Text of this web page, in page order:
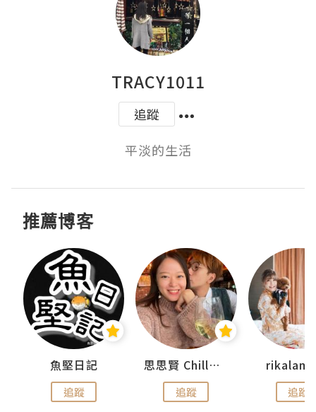
TRACY1011
追蹤
平淡的生活
推薦博客
魚堅日記
追蹤
思思賢 ChillMyBabe
追蹤 追蹤